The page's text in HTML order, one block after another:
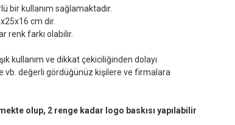
bir kullanım sağlamaktadır.
cm dir.
renk farkı olabilir.
kullanım ve dikkat çekiciliğinden dolayı
değerli gördüğünüz kişilere ve firmalara
olup, 2 renge kadar logo baskısı yapılabilir